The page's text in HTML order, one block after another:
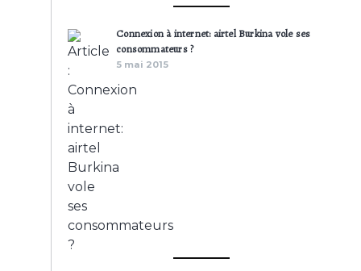
Connexion à internet: airtel Burkina vole ses
consommateurs ?
5 mai 2015